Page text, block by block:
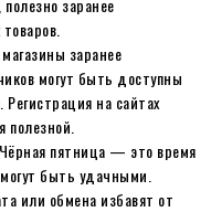
заранее
заранее
могут быть доступны
на сайтах
Чёрная пятница — это время
быть удачными.
или обмена избавят от